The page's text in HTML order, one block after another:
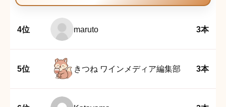
4位 maruto 3本
5位 きつね ワインメディア編集部 3本